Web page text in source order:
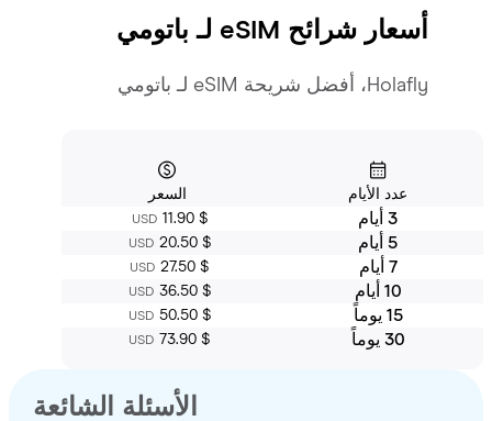
أسعار شرائح eSIM لـ باتومي
Holafly، أفضل شريحة eSIM لـ باتومي
عدد الأيام
USD
USD
USD
USD
USD
USD
الأسئلة الشائعة